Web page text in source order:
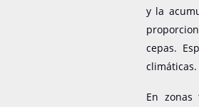
y la
cepas.
climáticas.
En